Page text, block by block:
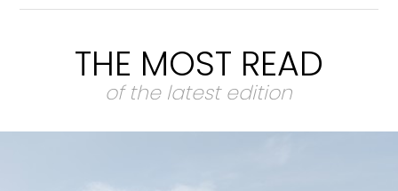
THE MOST READ
of the latest edition